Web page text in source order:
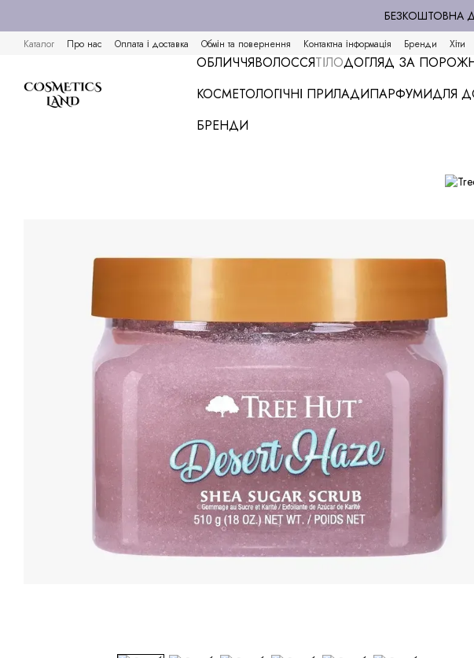
БЕЗКОШТОВНА
Каталог Про нас Оплата і доставка Обмін та повернення Контактна інформація Бренди Хіти
ОБЛИЧЧЯВОЛОССЯТІЛОДОГЛЯД ЗА
КОСМЕТОЛОГІЧНІ ПРИЛАДИПАРФУМИДЛЯ
БРЕНДИ